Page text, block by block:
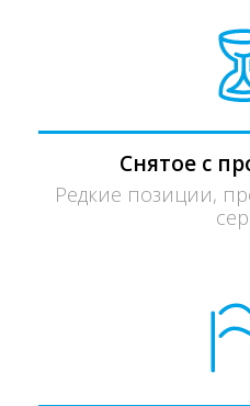
Снятое с
Редкие позиции,